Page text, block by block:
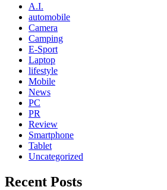
A.I.
automobile
Camera
Camping
E-Sport
Laptop
lifestyle
Mobile
News
PC
PR
Review
Smartphone
Tablet
Uncategorized
Recent Posts